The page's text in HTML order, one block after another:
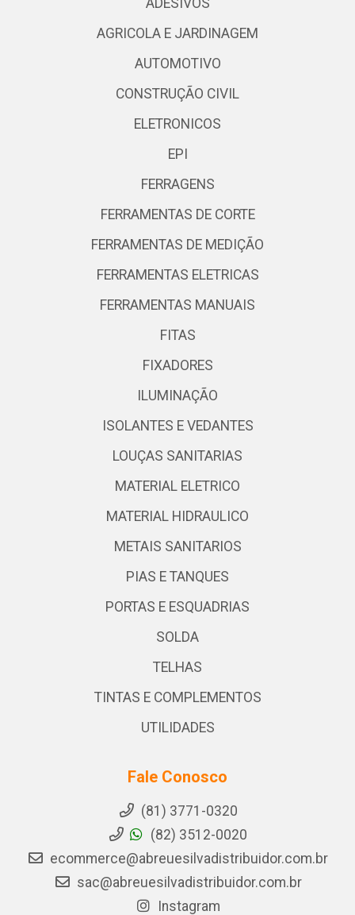
ADESIVOS
AGRICOLA E JARDINAGEM
AUTOMOTIVO
CONSTRUÇÃO CIVIL
ELETRONICOS
EPI
FERRAGENS
FERRAMENTAS DE CORTE
FERRAMENTAS DE MEDIÇÃO
FERRAMENTAS ELETRICAS
FERRAMENTAS MANUAIS
FITAS
FIXADORES
ILUMINAÇÃO
ISOLANTES E VEDANTES
LOUÇAS SANITARIAS
MATERIAL ELETRICO
MATERIAL HIDRAULICO
METAIS SANITARIOS
PIAS E TANQUES
PORTAS E ESQUADRIAS
SOLDA
TELHAS
TINTAS E COMPLEMENTOS
UTILIDADES
Fale Conosco
(81) 3771-0320
(82) 3512-0020
ecommerce@abreuesilvadistribuidor.com.br
sac@abreuesilvadistribuidor.com.br
Instagram